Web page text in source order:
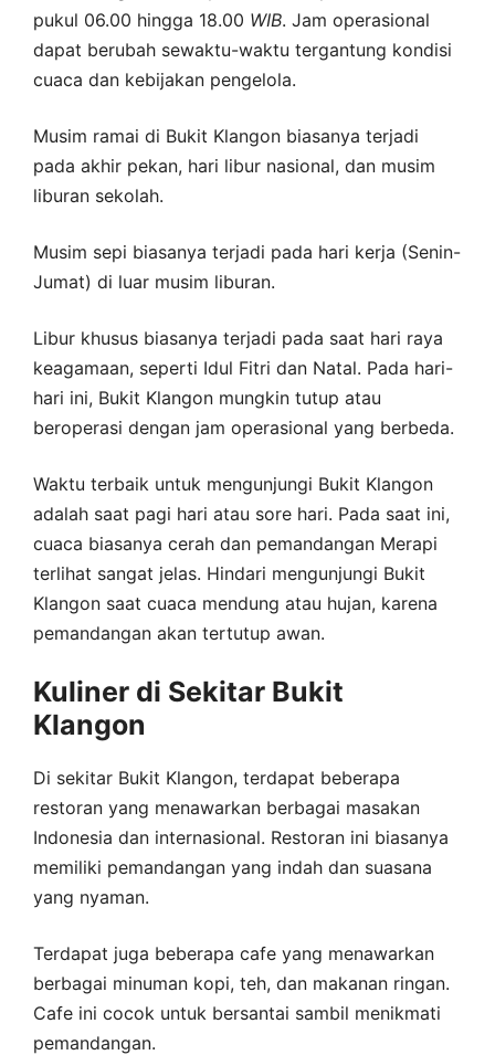
pukul 06.00 hingga 18.00 WIB. Jam operasional
dapat berubah sewaktu-waktu tergantung kondisi
cuaca dan kebijakan pengelola.
Musim ramai di Bukit Klangon biasanya terjadi
pada akhir pekan, hari libur nasional, dan musim
liburan sekolah.
Musim sepi biasanya terjadi pada hari kerja (Senin-
Jumat) di luar musim liburan.
Libur khusus biasanya terjadi pada saat hari raya
keagamaan, seperti Idul Fitri dan Natal. Pada hari-
hari ini, Bukit Klangon mungkin tutup atau
beroperasi dengan jam operasional yang berbeda.
Waktu terbaik untuk mengunjungi Bukit Klangon
adalah saat pagi hari atau sore hari. Pada saat ini,
cuaca biasanya cerah dan pemandangan Merapi
terlihat sangat jelas. Hindari mengunjungi Bukit
Klangon saat cuaca mendung atau hujan, karena
pemandangan akan tertutup awan.
Kuliner di Sekitar Bukit
Klangon
Di sekitar Bukit Klangon, terdapat beberapa
restoran yang menawarkan berbagai masakan
Indonesia dan internasional. Restoran ini biasanya
memiliki pemandangan yang indah dan suasana
yang nyaman.
Terdapat juga beberapa cafe yang menawarkan
berbagai minuman kopi, teh, dan makanan ringan.
Cafe ini cocok untuk bersantai sambil menikmati
pemandangan.